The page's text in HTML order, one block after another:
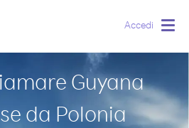
Accedi
Guyana
da Polonia